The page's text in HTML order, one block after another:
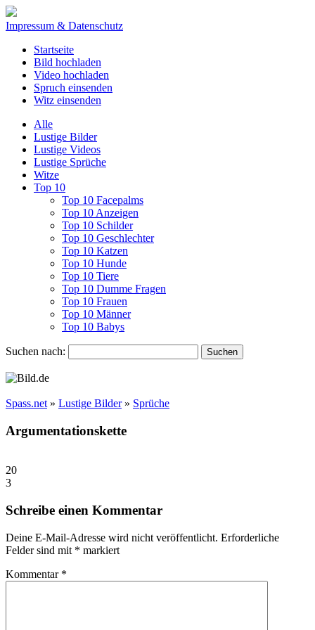
Impressum & Datenschutz
Startseite
Bild hochladen
Video hochladen
Spruch einsenden
Witz einsenden
Alle
Lustige Bilder
Lustige Videos
Lustige Sprüche
Witze
Top 10
Top 10 Facepalms
Top 10 Anzeigen
Top 10 Schilder
Top 10 Geschlechter
Top 10 Katzen
Top 10 Hunde
Top 10 Tiere
Top 10 Dumme Fragen
Top 10 Frauen
Top 10 Männer
Top 10 Babys
Suchen nach:
Spass.net » Lustige Bilder» Sprüche
Argumentationskette
20
3
Schreibe einen Kommentar
Deine E-Mail-Adresse wird nicht veröffentlicht. Erforderliche
Felder sind mit * markiert
Kommentar *